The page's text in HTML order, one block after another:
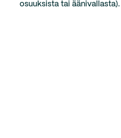
osuuksista tai äänivallasta).